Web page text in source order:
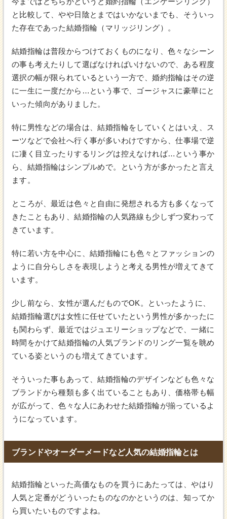
と比較して、やや日陰とまではいかないまでも、そういっ
た存在であった結婚指輪（マリッジリング）。
結婚指輪は普段からつけておくものになり、色々なシーン
の事も考えたりして選ばなければいけないので、ある程度
選択の幅が限られているという一方で、婚約指輪はその逆
に一生に一度だから…という事で、ゴージャスに豪華にと
いった傾向がありました。
特に男性などの場合は、結婚指輪をしていくとはいえ、ス
ーツなどで会社へ行く事が多いわけですから、仕事場で逆
に凄く目立ったりするリングは控えなければ…という事か
ら、結婚指輪はシンプルめで。という方が多かったと言え
ます。
ところが、最近は色々と自由に発想される方も多くなって
きたこともあり、結婚指輪の人気路線も少しずつ変わって
きています。
特に若い方を中心に、結婚指輪にも色々とファッションの
ように自分らしさを表現しようと考える男性が増えてきて
います。
少し前なら、女性が選んだものでOK。といったように、
結婚指輪選びは女性に任せていたという男性が多かったに
も関わらず、最近ではジュエリーショップなどで、一緒に
時間をかけて結婚指輪の人気ブランドのリング一覧を眺め
ている姿というのも増えてきています。
そういった事もあって、結婚指輪のデザインなども色々な
ブランドから種類も多く出ていることもあり、価格帯も幅
が広がって、色々な人にあわせた結婚指輪が揃っているよ
うになっています。
ブランドやオーダーメードなど人気の結婚指輪とは
結婚指輪といった高価なものを買うにあたっては、やはり
人気と定番がどういったものなのかというのは、知ってか
ら買いたいものですよね。